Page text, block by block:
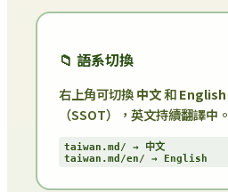
📁 語系切換
右上角可切換中文和English
（SSOT），英文持續翻譯中。
taiwan.md/ → 中文
taiwan.md/en/ → English